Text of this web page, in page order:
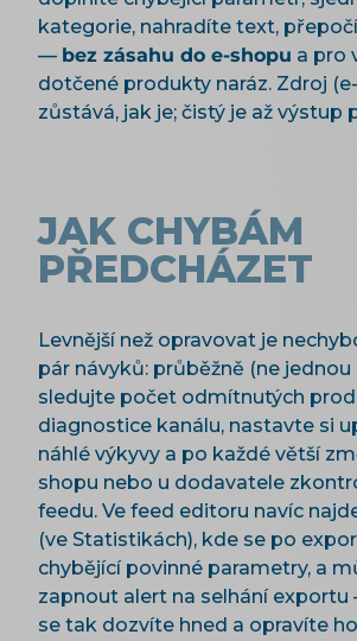
kategorie, nahradíte text,
— bez zásahu do e-shopu a pro
dotčené produkty naráz. Zdroj
zůstává, jak je; čistý je až výstup
JAK CHYBÁM
PŘEDCHÁZET
Levnější než opravovat je
pár návyků: průběžně (ne jednou
sledujte počet odmítnutých
diagnostice kanálu, nastavte si
náhlé výkyvy a po každé větší
shopu nebo u dodavatele
feedu. Ve feed editoru navíc
(ve Statistikách), kde se po
chybějící povinné parametry, a
zapnout alert na selhání
se tak dozvíte hned a opravíte